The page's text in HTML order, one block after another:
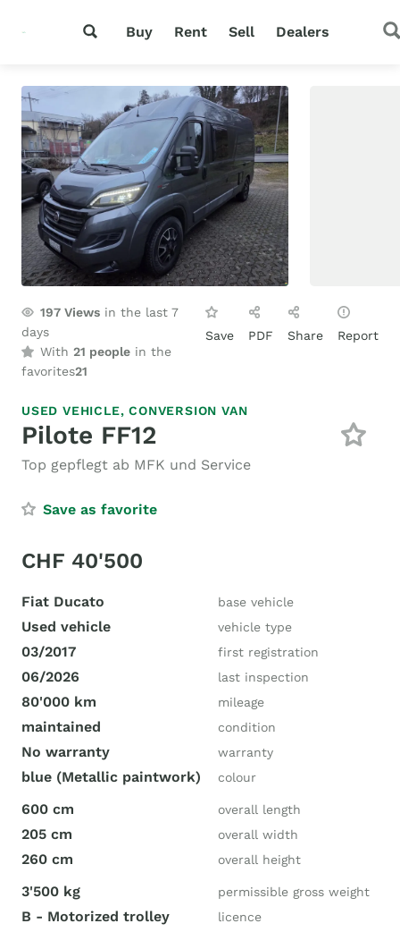
Buy Rent Sell Dealers
197 Views in the last 7
days
With 21 people in the
favorites21
Save PDF Share Report
USED VEHICLE,CONVERSION VAN
Pilote FF12
Top gepflegt ab MFK und Service
Save as favorite
CHF 40'500
Fiat Ducato base vehicle
Used vehicle vehicle type
03/2017 first registration
06/2026 last inspection
80'000 km mileage
maintained condition
No warranty warranty
blue (Metallic paintwork) colour
600 cm overall length
205 cm overall width
260 cm overall height
3'500 kg permissible gross weight
B - Motorized trolley licence